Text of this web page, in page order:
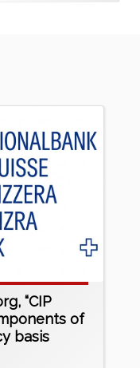
“CIP
of
basis